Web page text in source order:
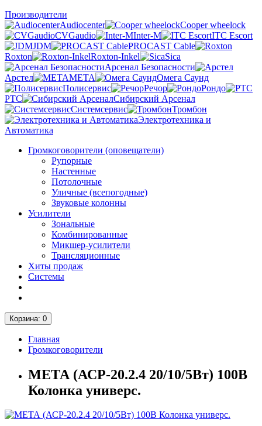
Производители
Audiocenter
Cooper wheelock
CVGaudio
Inter-M
ITC Escort
JDM
PROCAST Cable
Roxton
Roxton-Inkel
Sica
Арсенал Безопасности
Арстел
МЕТА
Омега Саунд
Полисервис
Речор
Рондо
РТС
Сибирский Арсенал
Системсервис
Тромбон
Электротехника и
Автоматика
Громкоговорители (оповещатели)
Рупорные
Настенные
Потолочные
Уличные (всепогодные)
Звуковые колонны
Усилители
Зональные
Комбинированные
Микшер-усилители
Трансляционные
Хиты продаж
Системы
Корзина: 0
Главная
Громкоговорители
МЕТА (АСР-20.2.4 20/10/5Вт) 100В
Колонка универс.